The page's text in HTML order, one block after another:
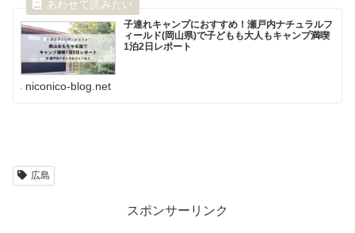
子連れキャンプにおすすめ！瀬戸内ナチュラルフ
ィールド(岡山県)で子どもも大人もキャンプ満喫
1泊2日レポート
niconico-blog.net
広島
スポンサーリンク